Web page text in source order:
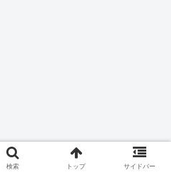
検索 トップ サイドバー